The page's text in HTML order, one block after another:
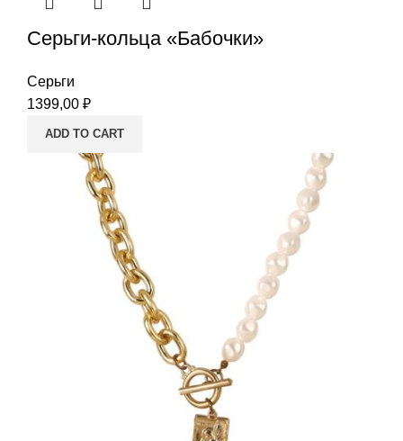
Серьги-кольца «Бабочки»
Серьги
1399,00 ₽
ADD TO CART